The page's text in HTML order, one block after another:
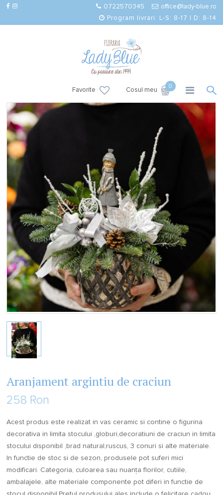
0722570345
office@lady-blue.ro
Program livrari: L-S: 8-17 | D: 8-14
Favorite Cosul meu
0
Aranjament argintiu de craciun
258 Ron
Acest produs este realizat in vas ceramic si contine o figurina
decorativa in limita stocului ,globuri,decoratiuni de craciun in limita
stocului disponibil ,brad natural,ruscus, 3 conuri si alte materiale.
In functie de stoc si de sezon, produsele pot suferi mici
modificari. Categoria, culoarea sau nuanţa florilor, cutiile,
ambalajele, alte materiale componente pot diferi in functie de